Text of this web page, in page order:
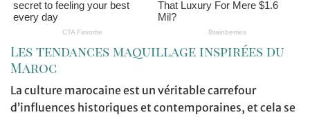
Les tendances maquillage inspirées du
Maroc
La culture marocaine est un véritable carrefour
d’influences historiques et contemporaines, et cela se